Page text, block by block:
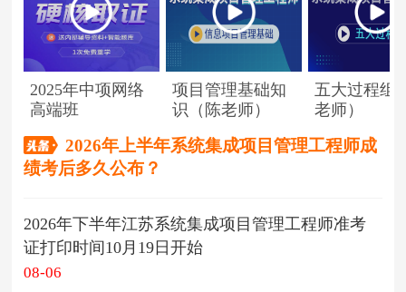
2025年中项网络
高端班
项目管理基础知
识（陈老师）
五大过程组
老师）
2026年上半年系统集成项目管理工程师成
绩考后多久公布？
2026年下半年江苏系统集成项目管理工程师准考
证打印时间10月19日开始
08-06